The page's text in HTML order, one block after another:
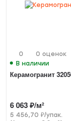
0
0 оценок
В наличии
Керамогранит
6 063 ₽/м²
5 456,70 ₽/упак.